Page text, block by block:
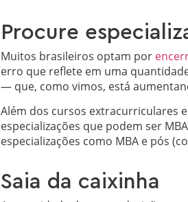
Procure
Muitos brasileiros optam por
erro que reflete em uma
— que, como vimos, está
Além dos cursos extracurriculares
especializações que podem ser
especializações como MBA e pós
Saia da caixinha